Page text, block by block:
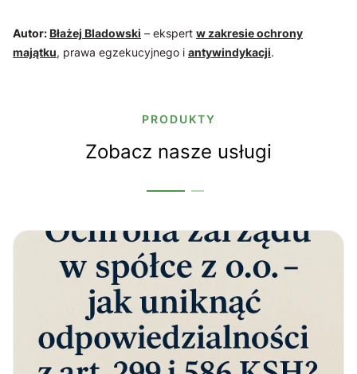
Autor:Błażej Bladowski – ekspert w zakresie ochrony
majątku, prawa egzekucyjnego i antywindykacji.
PRODUKTY
Zobacz nasze usługi